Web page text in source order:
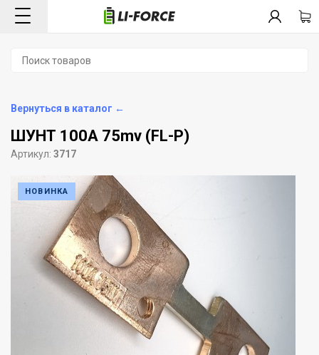
Вернуться в каталог ←
ШУНТ 100А 75mv (FL-P)
Артикул: 3717
НОВИНКА